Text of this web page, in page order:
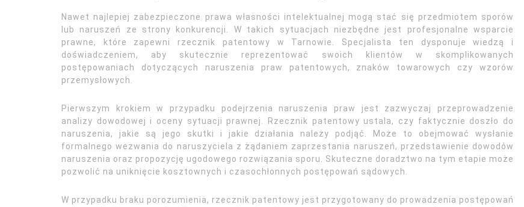
Nawet najlepiej zabezpieczone prawa własności intelektualnej mogą stać się przedmiotem sporów
lub naruszeń ze strony konkurencji. W takich sytuacjach niezbędne jest profesjonalne wsparcie
prawne, które zapewni rzecznik patentowy w Tarnowie. Specjalista ten dysponuje wiedzą i
doświadczeniem, aby skutecznie reprezentować swoich klientów w skomplikowanych
postępowaniach dotyczących naruszenia praw patentowych, znaków towarowych czy wzorów
przemysłowych.
Pierwszym krokiem w przypadku podejrzenia naruszenia praw jest zazwyczaj przeprowadzenie
analizy dowodowej i oceny sytuacji prawnej. Rzecznik patentowy ustala, czy faktycznie doszło do
naruszenia, jakie są jego skutki i jakie działania należy podjąć. Może to obejmować wysłanie
formalnego wezwania do naruszyciela z żądaniem zaprzestania naruszeń, przedstawienie dowodów
naruszenia oraz propozycję ugodowego rozwiązania sporu. Skuteczne doradztwo na tym etapie może
pozwolić na uniknięcie kosztownych i czasochłonnych postępowań sądowych.
W przypadku braku porozumienia, rzecznik patentowy jest przygotowany do prowadzenia postępowań